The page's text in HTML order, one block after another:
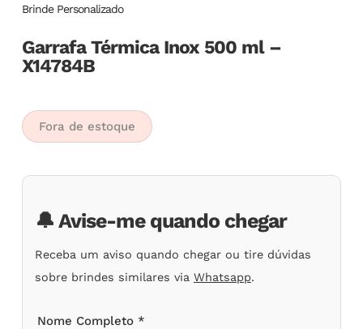
Brinde Personalizado
Garrafa Térmica Inox 500 ml –
X14784B
Fora de estoque
🔔 Avise-me quando chegar
Receba um aviso quando chegar ou tire dúvidas
sobre brindes similares via Whatsapp.
Nome Completo *